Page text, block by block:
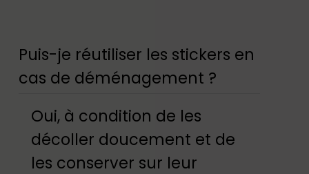
Puis-je réutiliser les stickers en
cas de déménagement ?
Oui, à condition de les
décoller doucement et de
les conserver sur leur